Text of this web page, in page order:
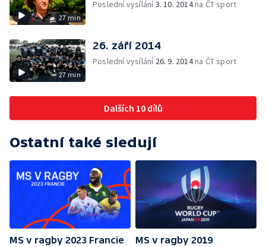
27 min
Poslední vysílání3. 10. 2014na ČT sport
27 min
26. září 2014
Poslední vysílání 26. 9. 2014na ČT sport
Dalších 10 dílů
Ostatní také sledují
MS v ragby 2023 Francie
MS v ragby 2019